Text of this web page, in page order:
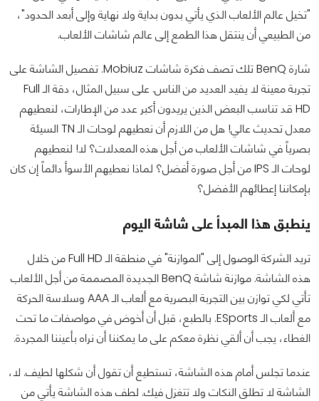
"تخيل عالم الألعاب الذي يأتي بدون بداية ولا نهاية وإلى أبعد الحدود"،
من الطبيعي أن ينتقل هذا الطمع إلى عالم شاشات الألعاب.
شارة BenQ تلك تصف فكرة شاشات Mobiuz. تفصيل الشاشة على
تجربة معينة لا يفيد العديد من الناس. على سبيل المثال، دقة الـ Full
HD قد تناسب البعض الذين يريدون أكبر عدد من الإطارات، لنعطيهم
معدل تحديث عالي! هل من اللازم أن نعطيهم لوحات الـ TN السيئة
بصرياً في شاشات الألعاب من أجل هذه المعدلات؟ لا! لنعطيهم
لوحات الـ IPS من أجل صورة أفضل؟ لماذا نعطيهم الأسوأ دائماً إن كان
بإمكاننا إعطائهم الأفضل؟
ينطبق هذا المبدأ على شاشة اليوم
تريد الشركة الوصول إلى "الموازنة" في منطقة الـ Full HD من خلال
هذه الشاشة. موازنة شاشة BenQ الجديدة المصممة من أجل الألعاب
تأتي لكي توازن بين التجربة البصرية مع ألعاب الـ AAA وسلاسة الحركة
مع ألعاب الـ ESports. بالطبع، قبل أن أخوض في مواصفات ما تحت
الغطاء، يجب أن ألقي نظرة معكم على ما يمكننا أن نراه بأعيننا المجردة.
عندما تجلس أمام هذه الشاشة، تستطيع أن تقول أن شكلها لطيف. لا،
الشاشة لا تطلق النكات ولا تتغزل فيك. لطف هذه الشاشة يأتي من